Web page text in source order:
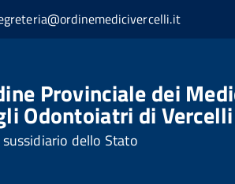
Provinciale dei
Odontoiatri di Vercelli
sussidiario dello Stato